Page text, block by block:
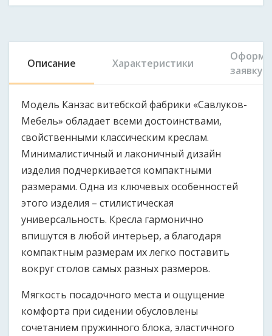
Описание Характеристики
заявку
Модель Канзас витебской фабрики «Савлуков-
Мебель» обладает всеми достоинствами,
свойственными классическим креслам.
Минималистичный и лаконичный дизайн
изделия подчеркивается компактными
размерами. Одна из ключевых особенностей
этого изделия – стилистическая
универсальность. Кресла гармонично
впишутся в любой интерьер, а благодаря
компактным размерам их легко поставить
вокруг столов самых разных размеров.
Мягкость посадочного места и ощущение
комфорта при сидении обусловлены
сочетанием пружинного блока, эластичного